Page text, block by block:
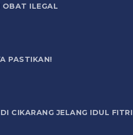
OBAT ILEGAL
PASTIKAN!
CIKARANG JELANG IDUL FITRI